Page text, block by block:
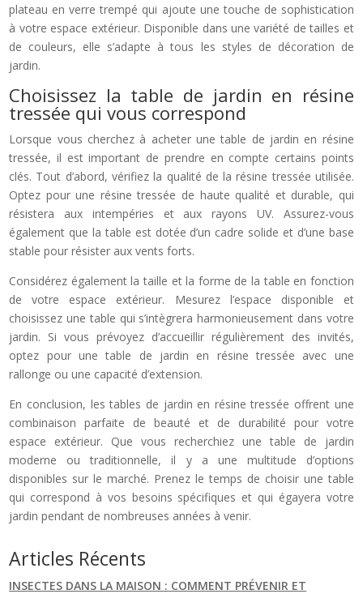
plateau en verre trempé qui ajoute une touche de sophistication
à votre espace extérieur. Disponible dans une variété de tailles et
de couleurs, elle s’adapte à tous les styles de décoration de
jardin.
Choisissez la table de jardin en résine
tressée qui vous correspond
Lorsque vous cherchez à acheter une table de jardin en résine
tressée, il est important de prendre en compte certains points
clés. Tout d’abord, vérifiez la qualité de la résine tressée utilisée.
Optez pour une résine tressée de haute qualité et durable, qui
résistera aux intempéries et aux rayons UV. Assurez-vous
également que la table est dotée d’un cadre solide et d’une base
stable pour résister aux vents forts.
Considérez également la taille et la forme de la table en fonction
de votre espace extérieur. Mesurez l’espace disponible et
choisissez une table qui s’intègrera harmonieusement dans votre
jardin. Si vous prévoyez d’accueillir régulièrement des invités,
optez pour une table de jardin en résine tressée avec une
rallonge ou une capacité d’extension.
En conclusion, les tables de jardin en résine tressée offrent une
combinaison parfaite de beauté et de durabilité pour votre
espace extérieur. Que vous recherchiez une table de jardin
moderne ou traditionnelle, il y a une multitude d’options
disponibles sur le marché. Prenez le temps de choisir une table
qui correspond à vos besoins spécifiques et qui égayera votre
jardin pendant de nombreuses années à venir.
Articles Récents
INSECTES DANS LA MAISON : COMMENT PRÉVENIR ET